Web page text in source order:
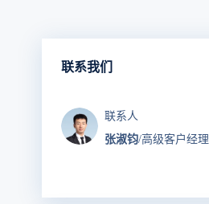
联系我们
联系人
张淑钧/高级客户经理